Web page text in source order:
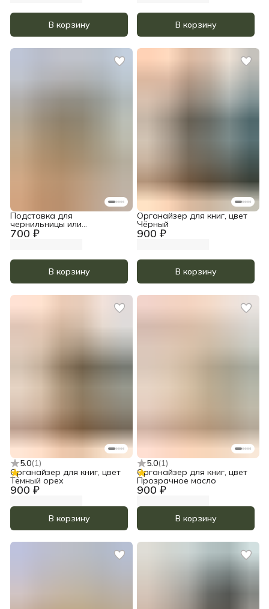
В корзину В корзину
700 ₽
Подставка для
чернильницы или
стаканчика, цвет
Прозрачное масло
В корзину
900 ₽
Органайзер для книг, цвет
Чёрный
В корзину
5.0(1)
900 ₽
Органайзер для книг, цвет
Тёмный орех
В корзину
5.0(1)
900 ₽
Органайзер для книг, цвет
Прозрачное масло
В корзину